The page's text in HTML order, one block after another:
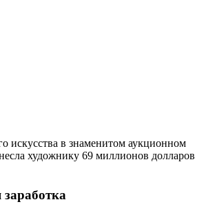
искусства в знаменитом аукционном
художнику 69 миллионов долларов